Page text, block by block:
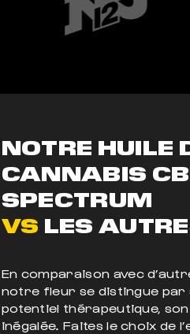
NOTRE HUILE
CANNABIS
SPECTRUM
VS LES
En comparaison avec
notre fleur se distingue par
potentiel thérapeutique,
inégalée. Faites le choix de